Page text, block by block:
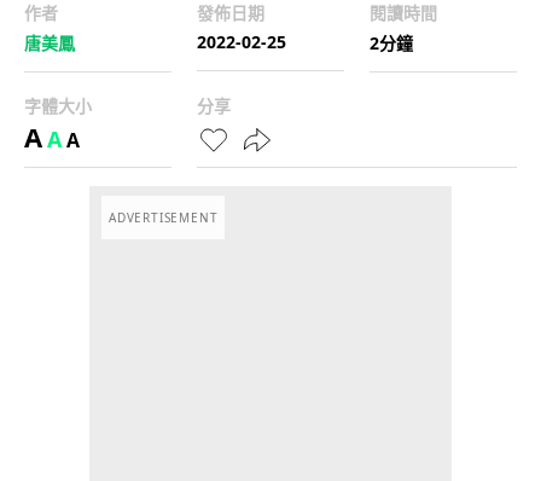
作者
唐美鳳
發佈日期
2022-02-25
閱讀時間
2分鐘
字體大小
AAA
分享
ADVERTISEMENT